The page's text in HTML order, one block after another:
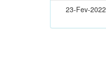
23-Fev-2022